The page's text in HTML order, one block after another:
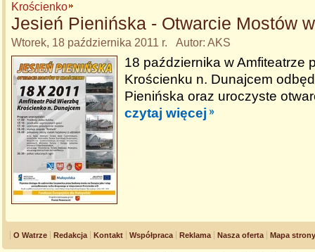
Krościenko
Jesień Pienińska - Otwarcie Mostów
Wtorek, 18 października 2011 r. Autor: AKS
18 października w Amfiteatrze
Krościenku n. Dunajcem
Pienińska oraz uroczyste
czytaj więcej
O Watrze Redakcja Kontakt Współpraca Reklama Nasza oferta Mapa strony